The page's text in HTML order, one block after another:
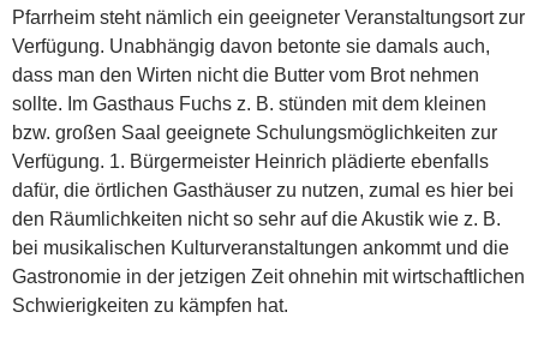
Pfarrheim steht nämlich ein geeigneter Veranstaltungsort zur
Verfügung. Unabhängig davon betonte sie damals auch,
dass man den Wirten nicht die Butter vom Brot nehmen
sollte. Im Gasthaus Fuchs z. B. stünden mit dem kleinen
bzw. großen Saal geeignete Schulungsmöglichkeiten zur
Verfügung. 1. Bürgermeister Heinrich plädierte ebenfalls
dafür, die örtlichen Gasthäuser zu nutzen, zumal es hier bei
den Räumlichkeiten nicht so sehr auf die Akustik wie z. B.
bei musikalischen Kulturveranstaltungen ankommt und die
Gastronomie in der jetzigen Zeit ohnehin mit wirtschaftlichen
Schwierigkeiten zu kämpfen hat.